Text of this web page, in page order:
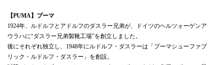
【PUMA】プーマ
1924年、ルドルフとアドルフのダスラー兄弟が、ドイツのヘルツォーゲンア
ウラハに“ダスラー兄弟製靴工場”を創立しました。
後にそれぞれ独立し、1948年にルドルフ・ダスラーは「プーマシューファブ
リック・ルドルフ・ダスラー」を創設。